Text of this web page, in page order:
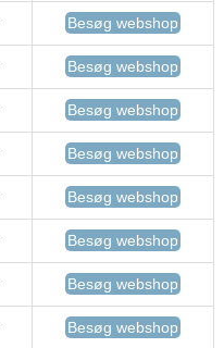
Besøg webshop
Besøg webshop
Besøg webshop
Besøg webshop
Besøg webshop
Besøg webshop
Besøg webshop
Besøg webshop